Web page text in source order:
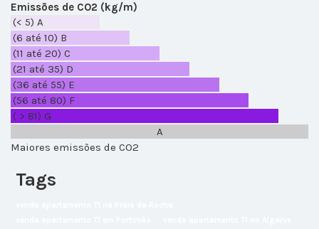
Emissões de CO2 (kg/m)
(< 5) A
(6 até 10) B
(11 até 20) C
(21 até 35) D
(36 até 55) E
(56 até 80) F
( > 81) G
A
Maiores emissões de CO2
Tags